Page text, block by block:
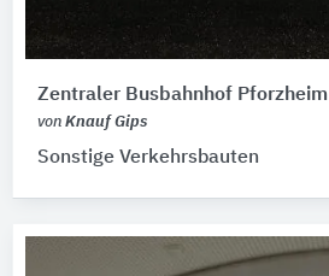
Zentraler Busbahnhof Pforzheim
von Knauf Gips
Sonstige Verkehrsbauten